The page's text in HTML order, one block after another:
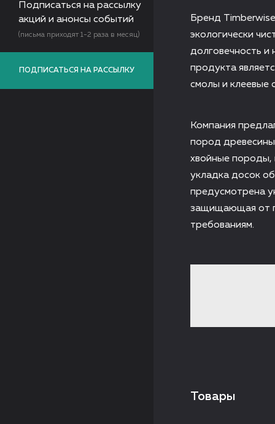
Подписаться на рассылку
акций и анонсы событий
(письма приходят 1-2 раза в месяц)
ПОДПИСАТЬСЯ НА РАССЫЛКУ
Бренд
экологически
долговечность и
продукта
смолы и клеевые
Компания
пород
хвойные породы,
укладка досок
предусмотрена
защищающая от
требованиям.
Товары